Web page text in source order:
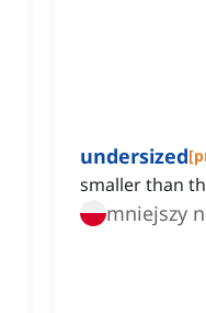
undersized[
smaller than
mniejszy